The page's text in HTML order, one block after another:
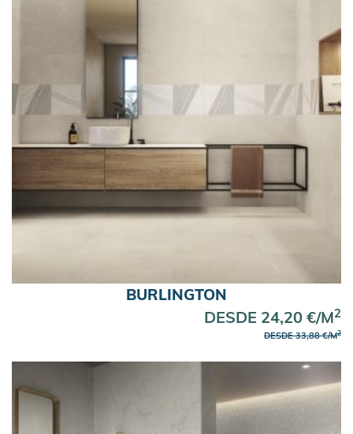
BURLINGTON
DESDE 24,20 €/M2
DESDE 33,88 €/M2